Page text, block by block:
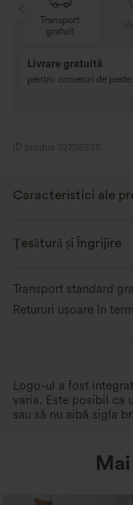
Vânzare
Cumpără 3, primești
Cumpără 4 la prețul de
la prețul de 6
ID produs 02705525
Caracteristici ale
Ţesătură și Îngrijire
Transport standard
Retururi ușoare în
Logo-ul a fost
varia. Este posibil ca
sau să nu aibă sigla